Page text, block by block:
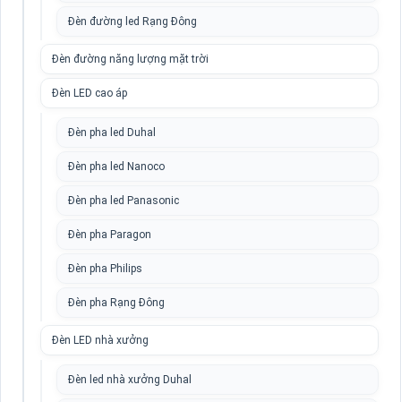
Đèn đường led Rạng Đông
Đèn đường năng lượng mặt trời
Đèn LED cao áp
Đèn pha led Duhal
Đèn pha led Nanoco
Đèn pha led Panasonic
Đèn pha Paragon
Đèn pha Philips
Đèn pha Rạng Đông
Đèn LED nhà xưởng
Đèn led nhà xưởng Duhal